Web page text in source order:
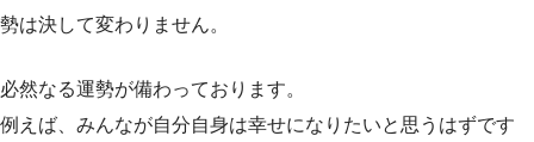
勢は決して変わりません。
必然なる運勢が備わっております。
例えば、みんなが自分自身は幸せになりたいと思うはずです